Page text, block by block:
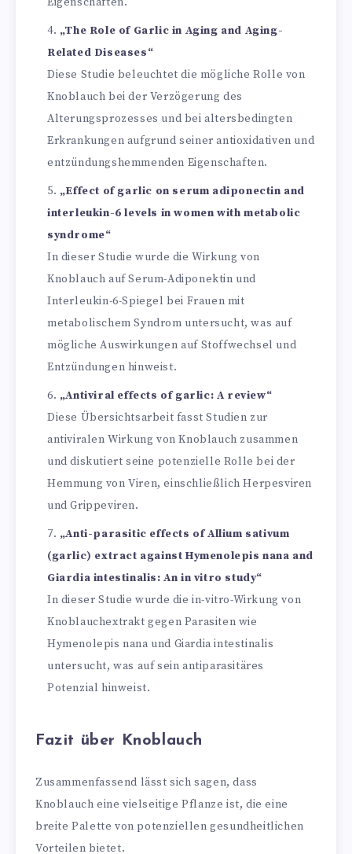
„The Role of Garlic in Aging and Aging-
Related Diseases“
Diese Studie beleuchtet die mögliche Rolle von
Knoblauch bei der Verzögerung des
Alterungsprozesses und bei altersbedingten
Erkrankungen aufgrund seiner antioxidativen und
entzündungshemmenden Eigenschaften.
„Effect of garlic on serum adiponectin and
interleukin-6 levels in women with metabolic
syndrome“
In dieser Studie wurde die Wirkung von
Knoblauch auf Serum-Adiponektin und
Interleukin-6-Spiegel bei Frauen mit
metabolischem Syndrom untersucht, was auf
mögliche Auswirkungen auf Stoffwechsel und
Entzündungen hinweist.
„Antiviral effects of garlic: A review“
Diese Übersichtsarbeit fasst Studien zur
antiviralen Wirkung von Knoblauch zusammen
und diskutiert seine potenzielle Rolle bei der
Hemmung von Viren, einschließlich Herpesviren
und Grippeviren.
„Anti-parasitic effects of Allium sativum
(garlic) extract against Hymenolepis nana and
Giardia intestinalis: An in vitro study“
In dieser Studie wurde die in-vitro-Wirkung von
Knoblauchextrakt gegen Parasiten wie
Hymenolepis nana und Giardia intestinalis
untersucht, was auf sein antiparasitäres
Potenzial hinweist.
Fazit über Knoblauch
Zusammenfassend lässt sich sagen, dass
Knoblauch eine vielseitige Pflanze ist, die eine
breite Palette von potenziellen gesundheitlichen
Vorteilen bietet.